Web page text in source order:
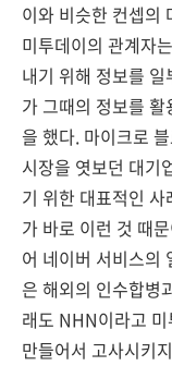
이와 비슷한 컨셉의
미투데이의 관계자
내기 위해 정보를
가 그때의 정보를
을 했다. 마이크로
시장을 엿보던 대기
기 위한 대표적인
가 바로 이런 것 때
어 네이버 서비스의
은 해외의 인수합병
래도 NHN이라고
만들어서 고사시키